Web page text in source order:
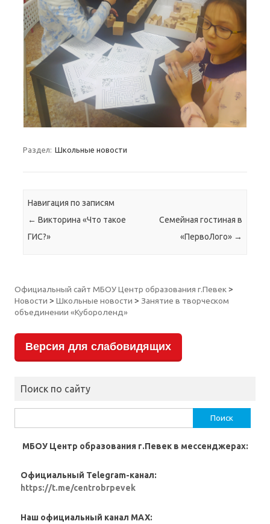
Раздел: Школьные новости
Навигация по записям
← Викторина «Что такое
ГИС?»
Семейная гостиная в
«ПервоЛого» →
Официальный сайт МБОУ Центр образования г.Певек>
Новости > Школьные новости > Занятие в творческом
объединении «Кубороленд»
Версия для слабовидящих
Поиск по сайту
МБОУ Центр образования г.Певек в мессенджерах:
Официальный Telegram-канал:
https://t.me/centrobrpevek
Наш официальный канал MAX: